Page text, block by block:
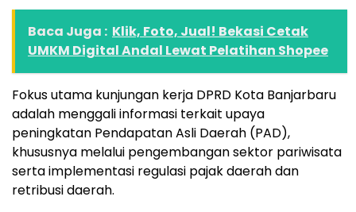
Baca Juga : Klik, Foto, Jual! Bekasi Cetak
UMKM Digital Andal Lewat Pelatihan Shopee
Fokus utama kunjungan kerja DPRD Kota Banjarbaru
adalah menggali informasi terkait upaya
peningkatan Pendapatan Asli Daerah (PAD),
khususnya melalui pengembangan sektor pariwisata
serta implementasi regulasi pajak daerah dan
retribusi daerah.